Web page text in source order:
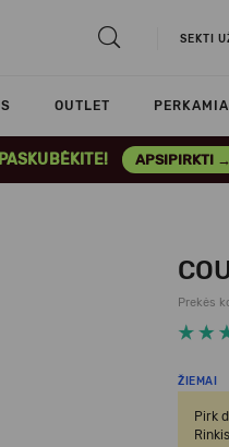
SEKTI
OUTLET
APSIPIRKTI →
Prekės
ŽIEMAI
Pirk